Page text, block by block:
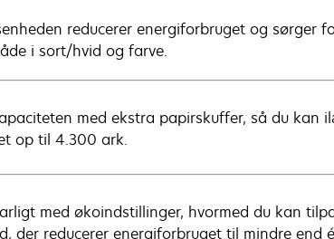
reducerer energiforbruget og sørger
i sort/hvid og farve.
med ekstra papirskuffer, så du kan
op til 4.300 ark.
med økoindstillinger, hvormed du kan
der reducerer energiforbruget til mindre end